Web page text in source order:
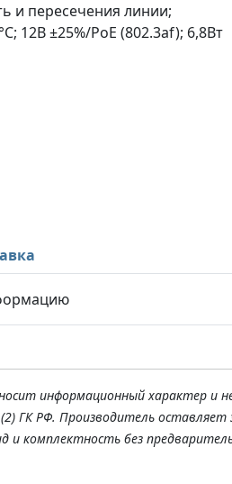
и пересечения линии;
12В ±25%/PoE (802.3af); 6,8Вт
информационный характер и
ГК РФ. Производитель оставляет
комплектность без